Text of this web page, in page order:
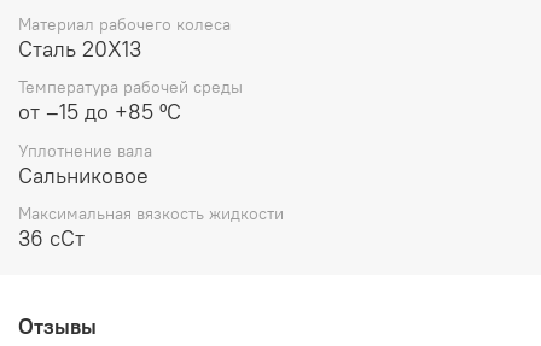
Допустимая концентрация твердых включений:
более 0,01% по массе, размером до 0,05 мм.
Габаритные и весовые показатели
Общие габариты агрегата составляют 747х250х370 мм
при общей массе 81 кг. Оборудование поставляется в
крутящего момента через упругую муфту.
Материал рабочего колеса
Сталь 20Х13
Температура рабочей среды
от –15 до +85 ºC
Уплотнение вала
Сальниковое
Максимальная вязкость жидкости
36 сСт
Отзывы